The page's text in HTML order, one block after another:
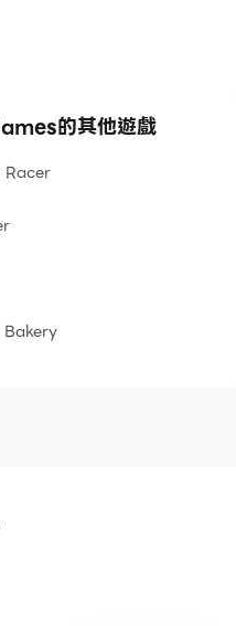
的其他遊戲